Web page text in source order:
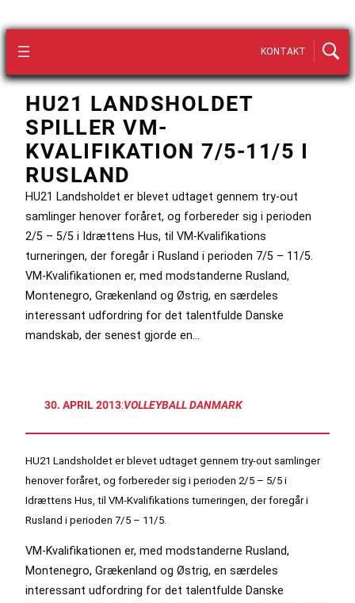
KONTAKT
HU21 LANDSHOLDET
SPILLER VM-
KVALIFIKATION 7/5-11/5 I
RUSLAND
HU21 Landsholdet er blevet udtaget gennem try-out
samlinger henover foråret, og forbereder sig i perioden
2/5 – 5/5 i Idrættens Hus, til VM-Kvalifikations
turneringen, der foregår i Rusland i perioden 7/5 – 11/5.
VM-Kvalifikationen er, med modstanderne Rusland,
Montenegro, Grækenland og Østrig, en særdeles
interessant udfordring for det talentfulde Danske
mandskab, der senest gjorde en…
30. APRIL 2013:VOLLEYBALL DANMARK
HU21 Landsholdet er blevet udtaget gennem try-out samlinger
henover foråret, og forbereder sig i perioden 2/5 – 5/5 i
Idrættens Hus, til VM-Kvalifikations turneringen, der foregår i
Rusland i perioden 7/5 – 11/5.
VM-Kvalifikationen er, med modstanderne Rusland,
Montenegro, Grækenland og Østrig, en særdeles
interessant udfordring for det talentfulde Danske